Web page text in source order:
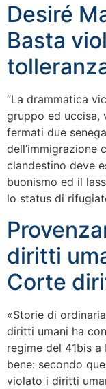
Desiré
Basta
“La drammatica
gruppo ed uccisa,
fermati due
dell’immigrazione
clandestino deve
buonismo ed il
lo status di
diritti
Corte
«Storie di
diritti umani ha
regime del 41bis
bene: secondo
violato i diritti